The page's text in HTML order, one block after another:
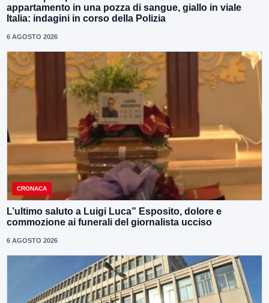
appartamento in una pozza di sangue, giallo in viale
Italia: indagini in corso della Polizia
6 AGOSTO 2026
CRONACA
L’ultimo saluto a Luigi Luca” Esposito, dolore e
commozione ai funerali del giornalista ucciso
6 AGOSTO 2026